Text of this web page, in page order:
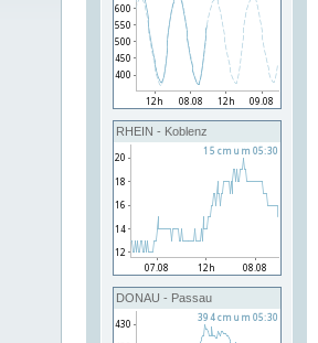
RHEIN - Koblenz
DONAU - Passau